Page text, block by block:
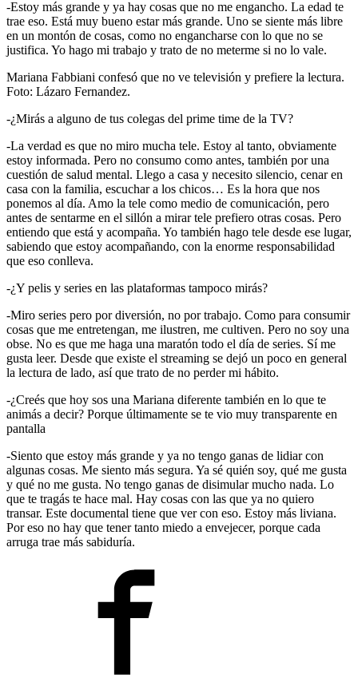
-Estoy más grande y ya hay cosas que no me engancho. La edad te
trae eso. Está muy bueno estar más grande. Uno se siente más libre
en un montón de cosas, como no engancharse con lo que no se
justifica. Yo hago mi trabajo y trato de no meterme si no lo vale.
Mariana Fabbiani confesó que no ve televisión y prefiere la lectura.
Foto: Lázaro Fernandez.
-¿Mirás a alguno de tus colegas del prime time de la TV?
-La verdad es que no miro mucha tele. Estoy al tanto, obviamente
estoy informada. Pero no consumo como antes, también por una
cuestión de salud mental. Llego a casa y necesito silencio, cenar en
casa con la familia, escuchar a los chicos… Es la hora que nos
ponemos al día. Amo la tele como medio de comunicación, pero
antes de sentarme en el sillón a mirar tele prefiero otras cosas. Pero
entiendo que está y acompaña. Yo también hago tele desde ese lugar,
sabiendo que estoy acompañando, con la enorme responsabilidad
que eso conlleva.
-¿Y pelis y series en las plataformas tampoco mirás?
-Miro series pero por diversión, no por trabajo. Como para consumir
cosas que me entretengan, me ilustren, me cultiven. Pero no soy una
obse. No es que me haga una maratón todo el día de series. Sí me
gusta leer. Desde que existe el streaming se dejó un poco en general
la lectura de lado, así que trato de no perder mi hábito.
-¿Creés que hoy sos una Mariana diferente también en lo que te
animás a decir? Porque últimamente se te vio muy transparente en
pantalla
-Siento que estoy más grande y ya no tengo ganas de lidiar con
algunas cosas. Me siento más segura. Ya sé quién soy, qué me gusta
y qué no me gusta. No tengo ganas de disimular mucho nada. Lo
que te tragás te hace mal. Hay cosas con las que ya no quiero
transar. Este documental tiene que ver con eso. Estoy más liviana.
Por eso no hay que tener tanto miedo a envejecer, porque cada
arruga trae más sabiduría.